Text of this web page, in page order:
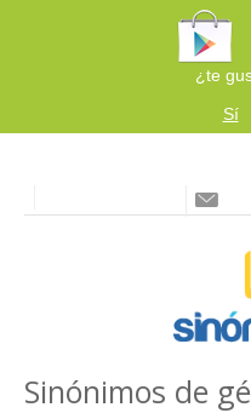
¿te
Sí
Sinónimos de